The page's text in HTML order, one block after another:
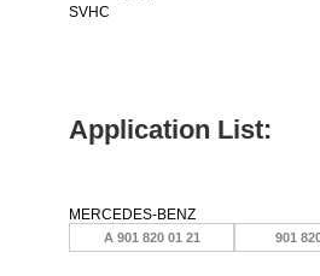
SVHC
Application List:
MERCEDES-BENZ
A 901 820 01 21 901